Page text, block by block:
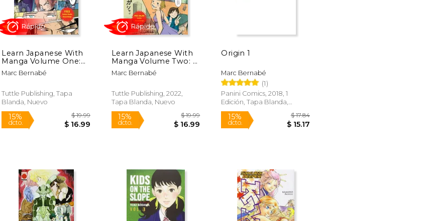
Learn Japanese With
Manga Volume One:
Volume 1: A Self-Study
Language Book for
Read, Write and Speak
Japanese With Manga
Online Audio)
(Paperback) (en
Marc Bernabé
Tuttle Publishing, Tapa
Blanda, Nuevo
15%
dcto.
$ 19.99
Learn Japanese With
Manga Volume Two: A
Self-Study Language
Book for Beginners -
and Write Japanese
Quickly Using Manga
Audio): 2 (en Inglés)
Marc Bernabé
Tuttle Publishing, 2022,
Tapa Blanda, Nuevo
15% $ 19.99
$ 16.99
Origin 1
Marc Bernabé
(1)
Panini Comics, 2018, 1
Edición, Tapa Blanda,
Nuevo
15%
dcto.